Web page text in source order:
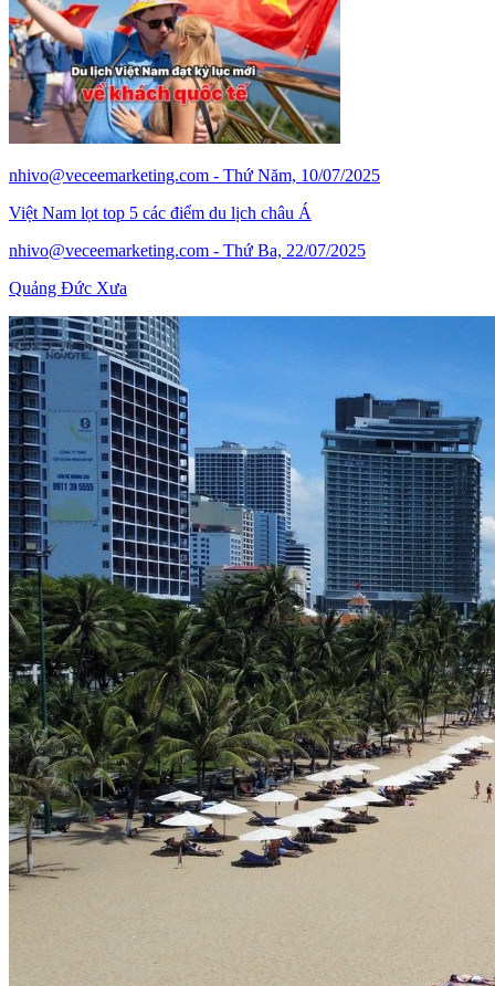
nhivo@veceemarketing.com - Thứ Năm, 10/07/2025
Việt Nam lọt top 5 các điểm du lịch châu Á
nhivo@veceemarketing.com - Thứ Ba, 22/07/2025
Quảng Đức Xưa